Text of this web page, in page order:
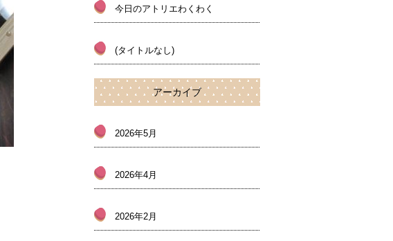
今日のアトリエわくわく
(タイトルなし)
アーカイブ
2026年5月
2026年4月
2026年2月